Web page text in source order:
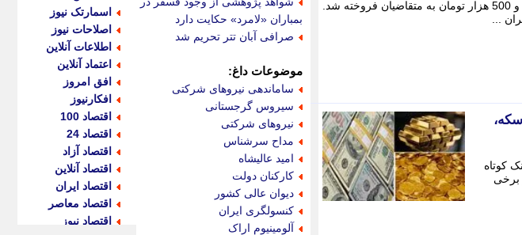
سکه طرح جدید در معاملات امروز تهران با افزایش 2 میلیون تومانی، 187 میلیون و 500 هزار تومان به متقاضیان فروخته شد.
رشد طلا و سکه،
کوتاه
برخی
بمباران «لامرد» حکایت دارد
صرافی آبان تتر تحریم شد
موضوعات داغ:
ساماندهی نیروهای شرکتی
سیروس گرجستانی
نیروهای شرکتی
مداح سرشناس
امید عالیشاه
کارکنان دولت
دیوان عالی کشور
کنسولگری ایران
آلومینیوم اراک
اسمارتک نیوز
اصلاحات نیوز
اطلاعات آنلاین
اعتماد آنلاین
افق امروز
افکارنیوز
اقتصاد 100
اقتصاد 24
اقتصاد آزاد
اقتصاد آنلاین
اقتصاد ایران
اقتصاد معاصر
اقتصاد نیوز